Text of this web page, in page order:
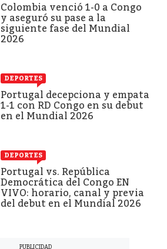
Colombia venció 1-0 a Congo
y aseguró su pase a la
siguiente fase del Mundial
2026
DEPORTES
Portugal decepciona y empata
1-1 con RD Congo en su debut
en el Mundial 2026
DEPORTES
Portugal vs. República
Democrática del Congo EN
VIVO: horario, canal y previa
del debut en el Mundial 2026